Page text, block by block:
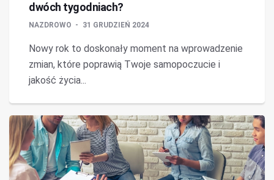
dwóch tygodniach?
NAZDROWO 31 GRUDZIEŃ 2024
Nowy rok to doskonały moment na wprowadzenie
zmian, które poprawią Twoje samopoczucie i
jakość życia...